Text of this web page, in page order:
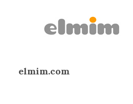
elmim.com